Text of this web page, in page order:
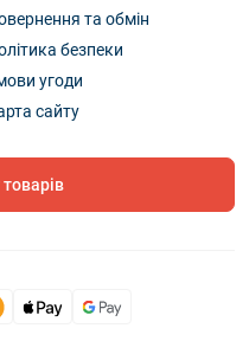
та обмін
безпеки
угоди
сайту